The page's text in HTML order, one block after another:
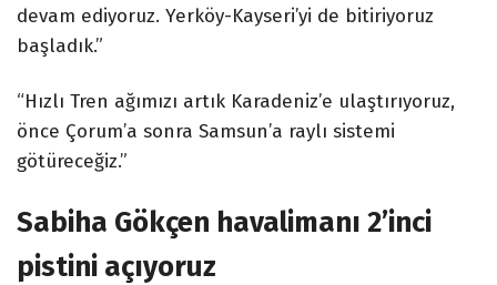
devam ediyoruz. Yerköy-Kayseri’yi de bitiriyoruz
başladık.”
“Hızlı Tren ağımızı artık Karadeniz’e ulaştırıyoruz,
önce Çorum’a sonra Samsun’a raylı sistemi
götüreceğiz.”
Sabiha Gökçen havalimanı 2’inci
pistini açıyoruz